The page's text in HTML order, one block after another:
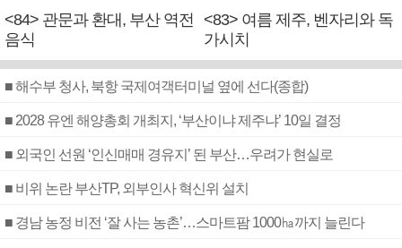
<84> 관문과 환대, 부산 역전
음식
<83> 여름 제주, 벤자리와 독
가시치
■ 해수부 청사, 북항 국제여객터미널 옆에 선다(종합)
■ 2028 유엔 해양총회 개최지, ‘부산이냐 제주냐’ 10일 결정
■ 외국인 선원 ‘인신매매 경유지’ 된 부산…우려가 현실로
■ 비위 논란 부산TP, 외부인사 혁신위 설치
■ 경남 농정 비전 ‘잘 사는 농촌’…스마트팜 1000㏊까지 늘린다